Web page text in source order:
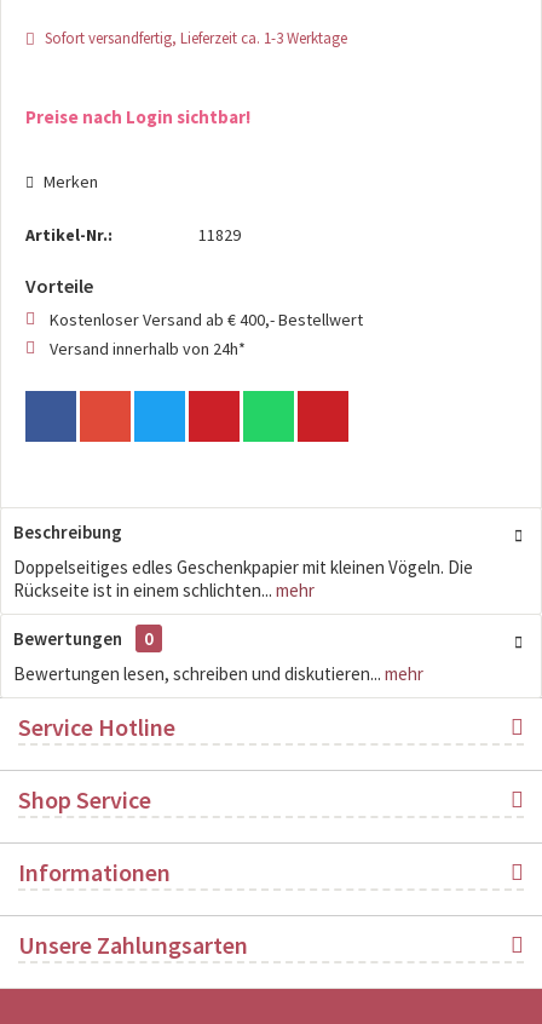
Sofort versandfertig, Lieferzeit ca. 1-3 Werktage
Preise nach Login sichtbar!
Merken
Artikel-Nr.: 11829
Vorteile
Kostenloser Versand ab € 400,- Bestellwert
Versand innerhalb von 24h*
Beschreibung
Doppelseitiges edles Geschenkpapier mit kleinen Vögeln. Die
Rückseite ist in einem schlichten... mehr
Bewertungen
0
Bewertungen lesen, schreiben und diskutieren... mehr
Service Hotline
Shop Service
Informationen
Unsere Zahlungsarten